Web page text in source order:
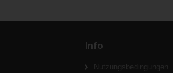
Info
Nutzungsbedingungen